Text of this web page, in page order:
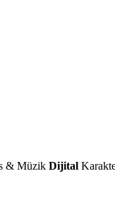
& Müzik Dijital